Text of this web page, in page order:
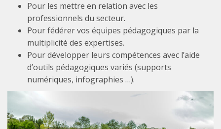
Pour les mettre en relation avec les
professionnels du secteur.
Pour fédérer vos équipes pédagogiques par la
multiplicité des expertises.
Pour développer leurs compétences avec l’aide
d’outils pédagogiques variés (supports
numériques, infographies …).